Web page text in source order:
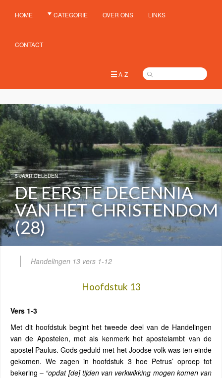
HOME CATEGORIE OVER ONS LINKS
CONTACT
A-Z
5 JAAR GELEDEN
DE EERSTE DECENNIA
VAN HET CHRISTENDOM
(28)
Handelingen 13 vers 1-12
Hoofdstuk 13
Vers 1-3
Met dit hoofdstuk begint het tweede deel van de Handelingen
van de Apostelen, met als kenmerk het apostelambt van de
apostel Paulus. Gods geduld met het Joodse volk was ten einde
gekomen. We zagen in hoofdstuk 3 hoe Petrus’ oproep tot
bekering – “opdat [de] tijden van verkwikking mogen komen van